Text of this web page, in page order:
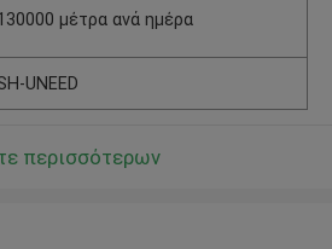
μέτρα ανά ημέρα
UNEED
περισσότερων